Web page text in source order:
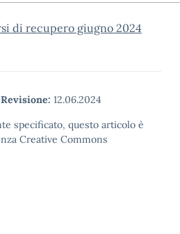
di recupero giugno 2024
Revisione: 12.06.2024
specificato, questo articolo è
Creative Commons